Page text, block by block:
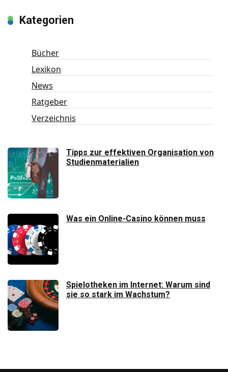
Kategorien
Bücher
Lexikon
News
Ratgeber
Verzeichnis
Tipps zur effektiven Organisation von
Studienmaterialien
Was ein Online-Casino können muss
Spielotheken im Internet: Warum sind
sie so stark im Wachstum?